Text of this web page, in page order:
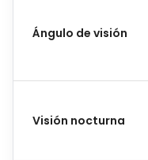
Ángulo de visión
Visión nocturna